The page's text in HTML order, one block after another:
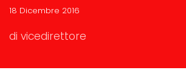
18 Dicembre 2016
di vicedirettore